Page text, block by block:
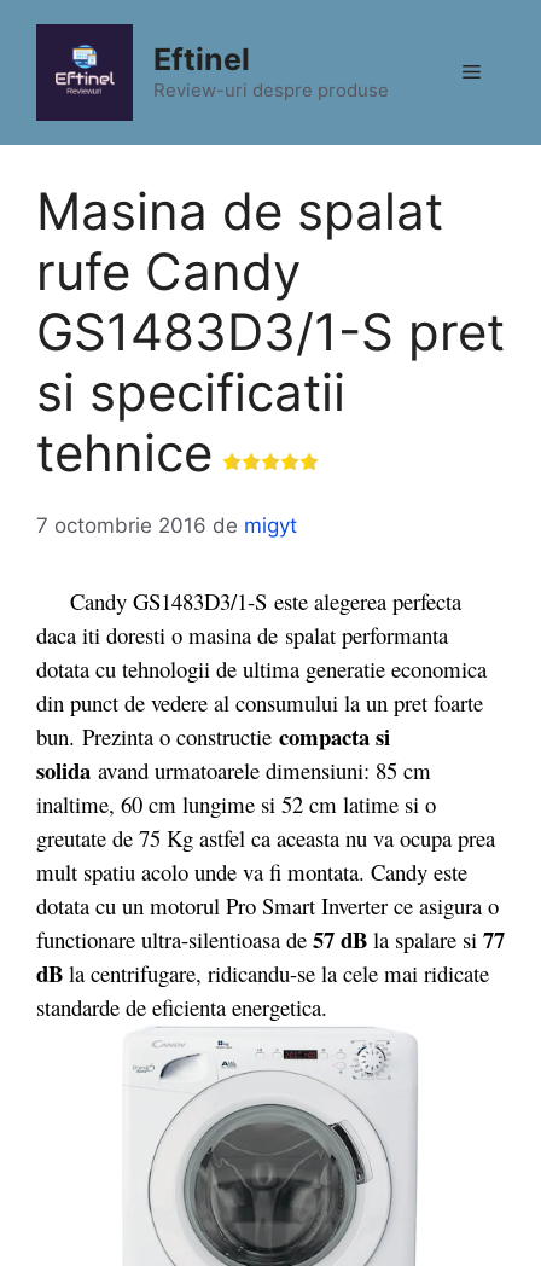
conținut
Eftinel
Review-uri despre produse
Meniu
Masina de spalat
rufe Candy
GS1483D3/1-S pret
si specificatii
tehnice
7 octombrie 2016 de migyt
Candy GS1483D3/1-S este alegerea perfecta
daca iti doresti o masina de spalat performanta
dotata cu tehnologii de ultima generatie economica
din punct de vedere al consumului la un pret foarte
bun. Prezinta o constructie compacta si
solida avand urmatoarele dimensiuni: 85 cm
inaltime, 60 cm lungime si 52 cm latime si o
greutate de 75 Kg astfel ca aceasta nu va ocupa prea
mult spatiu acolo unde va fi montata. Candy este
dotata cu un motorul Pro Smart Inverter ce asigura o
functionare ultra-silentioasa de 57 dB la spalare si 77
dB la centrifugare, ridicandu-se la cele mai ridicate
standarde de eficienta energetica.